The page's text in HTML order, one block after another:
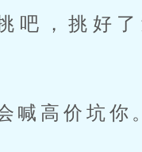
吧，挑好
喊高价坑你